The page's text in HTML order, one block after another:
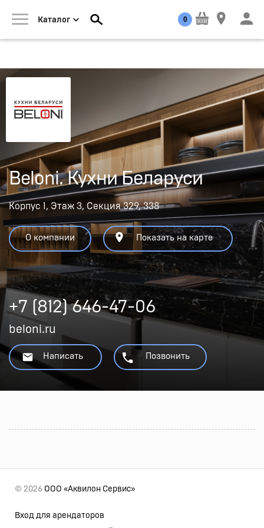
Каталог 0
Beloni. Кухни Беларуси
Корпус 1, Этаж 3, Секция 329, 338
О компании Показать на карте
+7 (812) 646-47-06
beloni.ru
Написать Позвонить
© 2026 ООО «Аквилон Сервис»
Вход для арендаторов